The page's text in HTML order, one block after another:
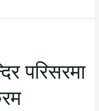
परिसरमा